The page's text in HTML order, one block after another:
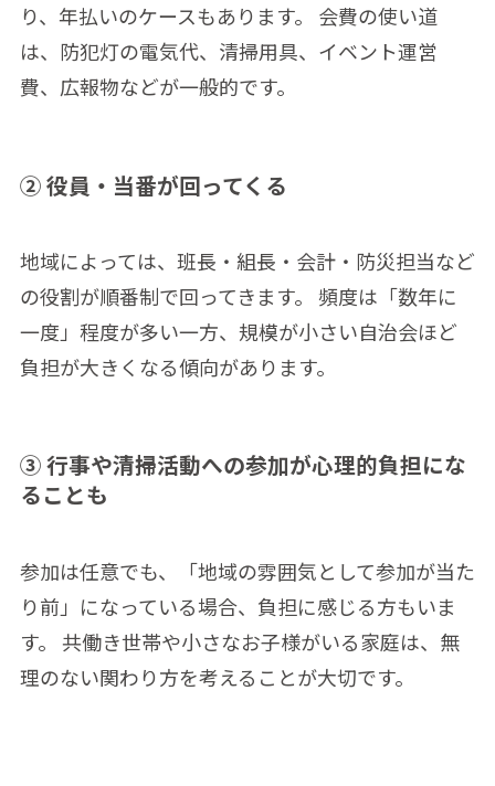
り、年払いのケースもあります。 会費の使い道
は、防犯灯の電気代、清掃用具、イベント運営
費、広報物などが一般的です。
② 役員・当番が回ってくる
地域によっては、班長・組長・会計・防災担当など
の役割が順番制で回ってきます。 頻度は「数年に
一度」程度が多い一方、規模が小さい自治会ほど
負担が大きくなる傾向があります。
③ 行事や清掃活動への参加が心理的負担にな
ることも
参加は任意でも、「地域の雰囲気として参加が当た
り前」になっている場合、負担に感じる方もいま
す。 共働き世帯や小さなお子様がいる家庭は、無
理のない関わり方を考えることが大切です。